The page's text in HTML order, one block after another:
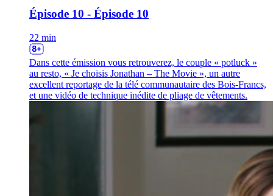
Épisode 10 - Épisode 10
22 min
Dans cette émission vous retrouverez, le couple « potluck »
au resto, « Je choisis Jonathan – The Movie », un autre
excellent reportage de la télé communautaire des Bois-Francs,
et une vidéo de technique inédite de pliage de vêtements.